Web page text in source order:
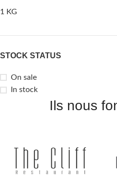
1 KG
STOCK STATUS
On sale
In stock
Ils nous